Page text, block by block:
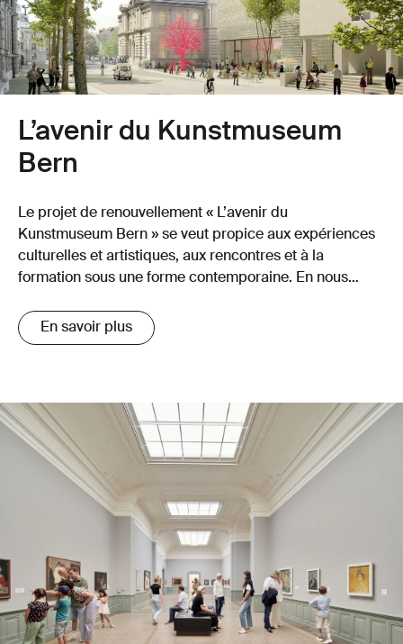
L’avenir du­ ­Kunstmuseum
Bern
Le projet de renouvellement « L’avenir du
Kunstmuseum Bern » se veut propice aux expériences
culturelles et artistiques, aux rencontres et à la
formation sous une forme contemporaine. En nous
Kunstmuseum Bern !
En savoir plus